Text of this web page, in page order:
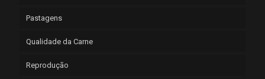
Pastagens
Qualidade da Carne
Reprodução